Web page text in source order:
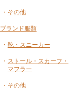
・ その他
ブランド服類
・ 靴・スニーカー
・ ストール・スカーフ・
マフラー
・ その他